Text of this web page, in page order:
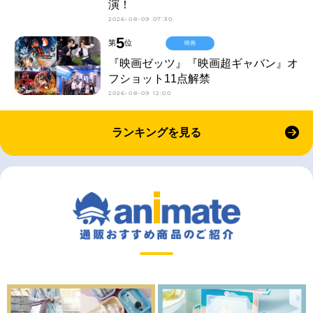
演！
2026-08-09 07:30
第5位
『映画ゼッツ』『映画超ギャバン』オ
フショット11点解禁
2026-08-09 12:00
映画
ランキングを見る